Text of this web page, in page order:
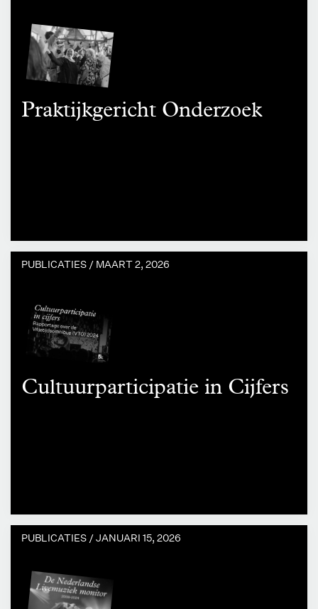
Praktijkgericht Onderzoek
PUBLICATIES / MAART 2, 2026
Cultuurparticipatie in Cijfers
PUBLICATIES /JANUARI 15, 2026